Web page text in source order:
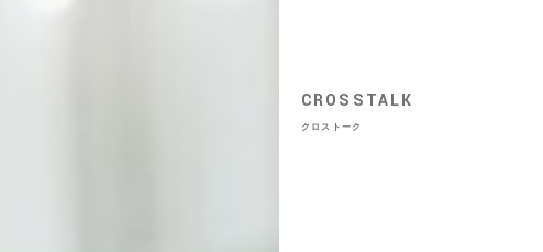
CROSSTALK
クロストーク